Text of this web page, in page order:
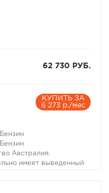
62 730 РУБ.
КУПИТЬ ЗА
6 273 р./мес
Австралия.
имеет выведенный